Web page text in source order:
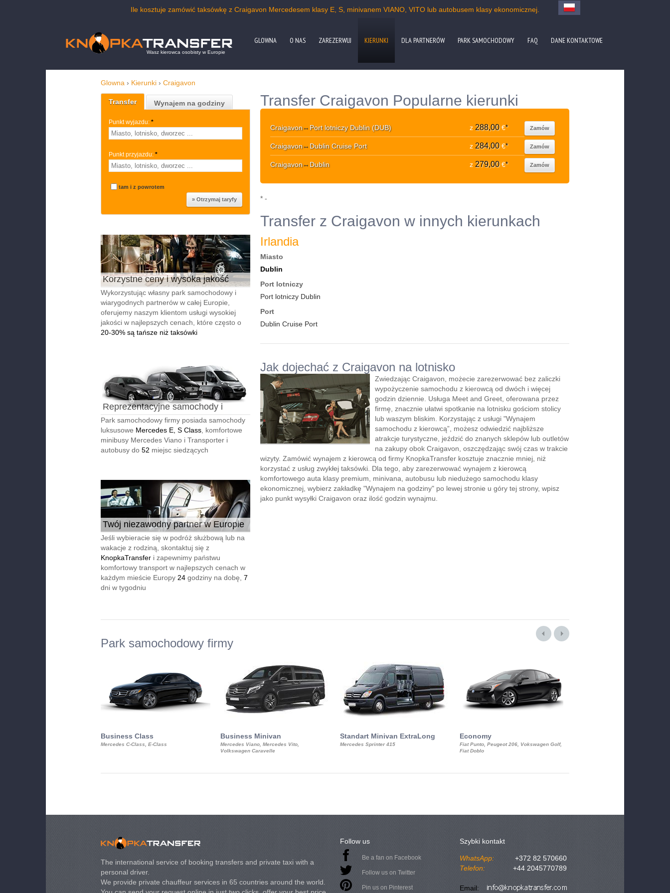
Ile kosztuje zamówić taksówkę z Craigavon Mercedesem klasy E, S, minivanem VIANO, VITO lub autobusem klasy ekonomicznej.
Wasz kierowca osobisty w Europie
GLOWNA O NAS ZAREZERWUJ KIERUNKI DLA PARTNERÓW PARK SAMOCHODOWY FAQ DANE KONTAKTOWE
Glowna › Kierunki › Craigavon
Transfer Wynajem na godziny
Punkt wyjazdu: *
Punkt przyjazdu: *
tam i z powrotem
Korzystne ceny i wysoka jakość
Wykorzystując własny park samochodowy i
wiarygodnych partnerów w całej Europie,
oferujemy naszym klientom usługi wysokiej
jakości w najlepszych cenach, które często o
20-30% są tańsze niż taksówki
Reprezentacyjne samochody i
autobusy
Park samochodowy firmy posiada samochody
luksusowe Mercedes E, S Class , komfortowe
minibusy Mercedes Viano i Transporter i
autobusy do 52 miejsc siedzących
Twój niezawodny partner w Europie
24/7
Jeśli wybieracie się w podróż służbową lub na
wakacje z rodziną, skontaktuj się z
KnopkaTransfer i zapewnimy państwu
komfortowy transport w najlepszych cenach w
każdym mieście Europy 24 godziny na dobę, 7
dni w tygodniu
Transfer Craigavon Popularne kierunki
Craigavon↔ Port lotniczy Dublin (DUB) z 288,00€* Zamów
Craigavon↔ Dublin Cruise Port z 284,00€* Zamów
Craigavon↔ Dublin z 279,00€* Zamów
* -
Transfer z Craigavon w innych kierunkach
Irlandia
Miasto
Dublin
Port lotniczy
Port lotniczy Dublin
Port
Dublin Cruise Port
Jak dojechać z Craigavon na lotnisko
Zwiedzając Craigavon, możecie zarezerwować bez zaliczki
wypożyczenie samochodu z kierowcą od dwóch i więcej
godzin dziennie. Usługa Meet and Greet, oferowana przez
firmę, znacznie ułatwi spotkanie na lotnisku gościom stolicy
lub waszym bliskim. Korzystając z usługi "Wynajem
samochodu z kierowcą”, możesz odwiedzić najbliższe
atrakcje turystyczne, jeździć do znanych sklepów lub outletów
na zakupy obok Craigavon, oszczędzając swój czas w trakcie
wizyty. Zamówić wynajem z kierowcą od firmy KnopkaTransfer kosztuje znacznie mniej, niż
korzystać z usług zwykłej taksówki. Dla tego, aby zarezerwować wynajem z kierowcą
komfortowego auta klasy premium, minivana, autobusu lub niedużego samochodu klasy
ekonomicznej, wybierz zakładkę "Wynajem na godziny" po lewej stronie u góry tej strony, wpisz
jako punkt wysyłki Craigavon oraz ilość godzin wynajmu.
Park samochodowy firmy
Business Class
Mercedes C-Class, E-Class
Business Minivan
Mercedes Viano, Mercedes Vito,
Volkswagen Caravelle
Standart Minivan ExtraLong
Mercedes Sprinter 415
Economy
Fiat Punto, Peugeot 206, Vokswagen Golf,
Fiat Doblo
The international service of booking transfers and private taxi with a
personal driver.
We provide private chauffeur services in 65 countries around the world.
Follow us
Be a fan on Facebook
Follow us on Twitter
Pin us on Pinterest
Szybki kontakt
WhatsApp:
+372 82 570660
Telefon:
+44 2045770789
Email: